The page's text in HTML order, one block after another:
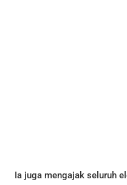
Ia juga mengajak seluruh